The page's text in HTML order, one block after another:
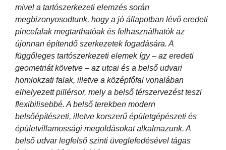
mivel a tartószerkezeti elemzés során
megbizonyosodtunk, hogy a jó állapotban lévő eredeti
pincefalak megtarthatóak és felhasználhatók az
újonnan építendő szerkezetek fogadására. A
függőleges tartószerkezeti elemek így – az eredeti
geometriát követve – az utcai és a belső udvari
homlokzati falak, illetve a középfőfal vonalában
elhelyezett pillérsor, mely a belső térszervezést teszi
flexibilisebbé. A belső terekben modern
belsőépítészeti, illetve korszerű épületgépészeti és
épületvillamossági megoldásokat alkalmazunk. A
belső udvar legfelső szinti üveglefedésével tágas